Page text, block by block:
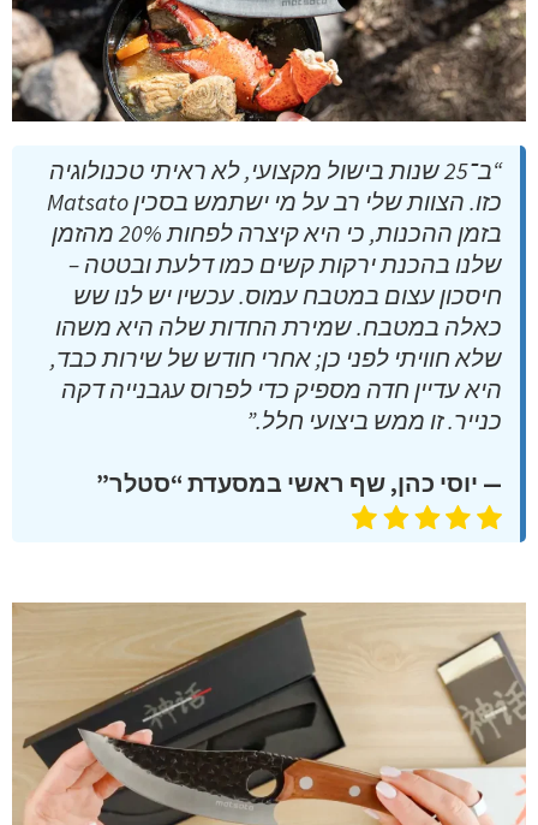
“ב־25 שנות בישול מקצועי, לא ראיתי טכנולוגיה
כזו. הצוות שלי רב על מי ישתמש בסכין Matsato
בזמן ההכנות, כי היא קיצרה לפחות 20% מהזמן
שלנו בהכנת ירקות קשים כמו דלעת ובטטה –
חיסכון עצום במטבח עמוס. עכשיו יש לנו שש
כאלה במטבח. שמירת החדות שלה היא משהו
שלא חוויתי לפני כן; אחרי חודש של שירות כבד,
היא עדיין חדה מספיק כדי לפרוס עגבנייה דקה
כנייר. זו ממש ביצועי חלל.”
— יוסי כהן, שף ראשי במסעדת “סטלר”